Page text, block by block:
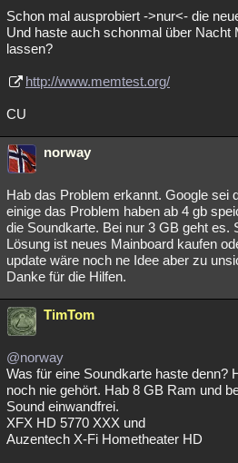
Schon mal ausprobiert ->nur<- die
Und haste auch schonmal über Nacht
lassen?
http://www.memtest.org/
CU
norway
Hab das Problem erkannt. Google sei
einige das Problem haben ab 4 gb
die Soundkarte. Bei nur 3 GB geht es.
Lösung ist neues Mainboard kaufen
update wäre noch ne Idee aber zu
Danke für die Hilfen.
TimTom
@norway
Was für eine Soundkarte haste denn?
noch nie gehört. Hab 8 GB Ram und
Sound einwandfrei.
XFX HD 5770 XXX und
Auzentech X-Fi Hometheater HD